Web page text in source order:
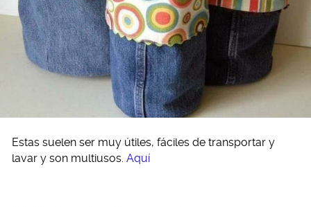
Estas suelen ser muy útiles, fáciles de transportar y
lavar y son multiusos. Aquí